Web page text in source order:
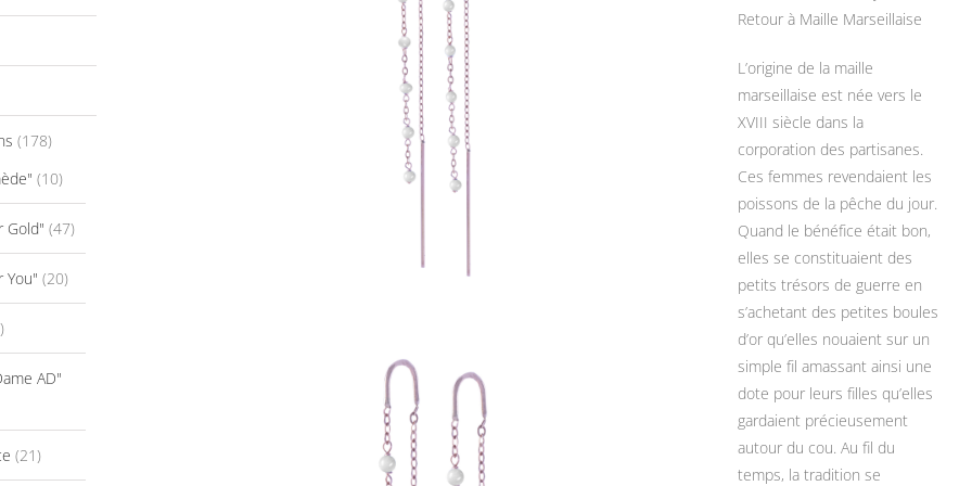
Retour à Maille Marseillaise
L’origine de la maille
marseillaise est née vers le
XVIII siècle dans la
corporation des partisanes.
Ces femmes revendaient les
poissons de la pêche du jour.
Quand le bénéfice était bon,
elles se constituaient des
petits trésors de guerre en
s’achetant des petites boules
d’or qu’elles nouaient sur un
simple fil amassant ainsi une
dote pour leurs filles qu’elles
gardaient précieusement
autour du cou. Au fil du
temps, la tradition se
(178)
(10)
Gold" (47)
You" (20)
AD"
(21)